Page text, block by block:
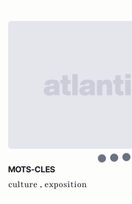
MOTS-CLES
culture , exposition